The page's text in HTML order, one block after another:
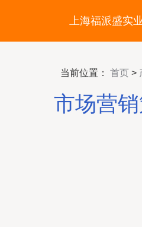
上海福派盛实
当前位置： 首页 >
市场营